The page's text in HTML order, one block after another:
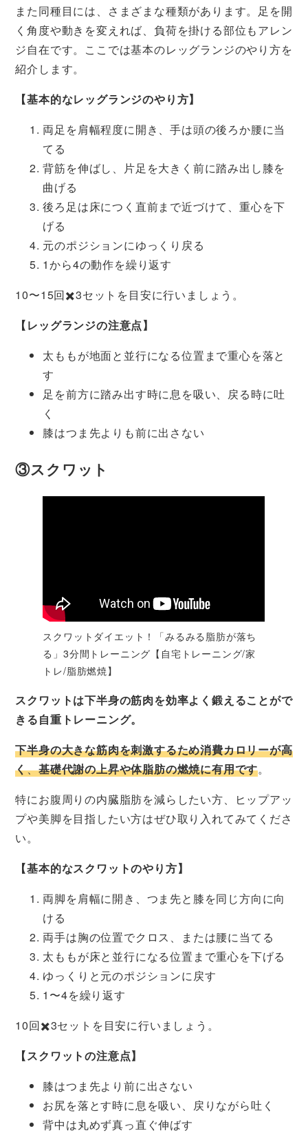
また同種目には、さまざまな種類があります。足を開
く角度や動きを変えれば、負荷を掛ける部位もアレン
ジ自在です。ここでは基本のレッグランジのやり方を
紹介します。
【基本的なレッグランジのやり方】
両足を肩幅程度に開き、手は頭の後ろか腰に当
てる
背筋を伸ばし、片足を大きく前に踏み出し膝を
曲げる
後ろ足は床につく直前まで近づけて、重心を下
げる
元のポジションにゆっくり戻る
1から4の動作を繰り返す
10〜15回✖️3セットを目安に行いましょう。
【レッグランジの注意点】
太ももが地面と並行になる位置まで重心を落と
す
足を前方に踏み出す時に息を吸い、戻る時に吐
く
膝はつま先よりも前に出さない
③スクワット
スクワットダイエット！「みるみる脂肪が落ち
る」3分間トレーニング【自宅トレーニング/家
トレ/脂肪燃焼】
スクワットは下半身の筋肉を効率よく鍛えることがで
きる自重トレーニング。
下半身の大きな筋肉を刺激するため消費カロリーが高
く、基礎代謝の上昇や体脂肪の燃焼に有用です。
特にお腹周りの内臓脂肪を減らしたい方、ヒップアッ
プや美脚を目指したい方はぜひ取り入れてみてくださ
い。
【基本的なスクワットのやり方】
両脚を肩幅に開き、つま先と膝を同じ方向に向
ける
両手は胸の位置でクロス、または腰に当てる
太ももが床と並行になる位置まで重心を下げる
ゆっくりと元のポジションに戻す
1〜4を繰り返す
10回✖️3セットを目安に行いましょう。
【スクワットの注意点】
膝はつま先より前に出さない
お尻を落とす時に息を吸い、戻りながら吐く
背中は丸めず真っ直ぐ伸ばす